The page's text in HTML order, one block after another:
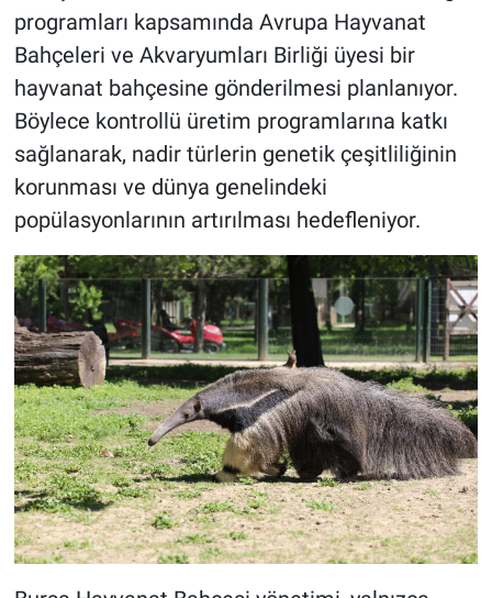
programları kapsamında Avrupa Hayvanat
Bahçeleri ve Akvaryumları Birliği üyesi bir
hayvanat bahçesine gönderilmesi planlanıyor.
Böylece kontrollü üretim programlarına katkı
sağlanarak, nadir türlerin genetik çeşitliliğinin
korunması ve dünya genelindeki
popülasyonlarının artırılması hedefleniyor.